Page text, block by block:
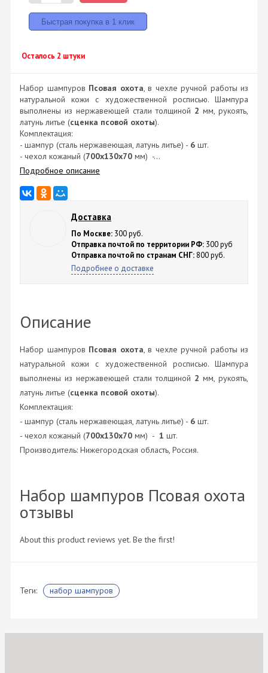
Осталось 2 штуки
Набор шампуров Псовая охота, в чехле ручной работы из
натуральной кожи с художественной росписью. Шампура
выполнены из нержавеющей стали толщиной 2 мм, рукоять,
латунь литье (сценка псовой охоты).
Комплектация:
- шампур (сталь нержавеющая, латунь литье) - 6 шт.
- чехол кожаный (700х130х70 мм) -...
Подробное описание
Доставка
По Москве: 300 руб.
Отправка почтой по территории РФ: 300 руб
Отправка почтой по странам СНГ: 800 руб.
Подробнее о доставке
Описание
Набор шампуров Псовая охота, в чехле ручной работы из
натуральной кожи с художественной росписью. Шампура
выполнены из нержавеющей стали толщиной 2 мм, рукоять,
латунь литье (сценка псовой охоты).
Комплектация:
- шампур (сталь нержавеющая, латунь литье) - 6 шт.
- чехол кожаный (700х130х70 мм) - 1 шт.
Производитель: Нижегородская область, Россия.
Набор шампуров Псовая охота
отзывы
About this product reviews yet. Be the first!
Теги: набор шампуров